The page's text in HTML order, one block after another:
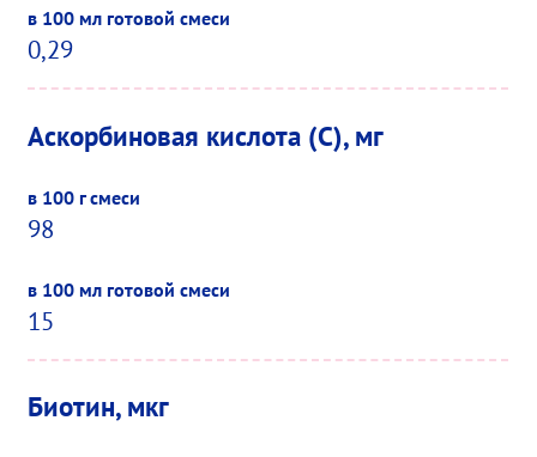
0,29
Аскорбиновая кислота (C), мг
98
15
Биотин, мкг